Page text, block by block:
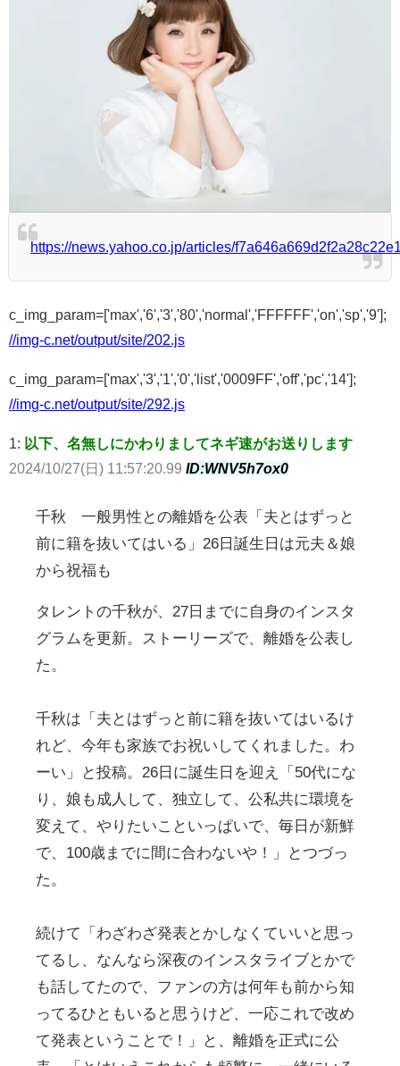
https://news.yahoo.co.jp/articles/
c_img_param=['max','6','3','80','normal','FFFFFF','on','sp','9'];
//img-c.net/output/site/202.js
c_img_param=['max','3','1','0','list','0009FF','off','pc','14'];
//img-c.net/output/site/292.js
1: 以下、名無しにかわりましてネギ速がお送りします
2024/10/27(日) 11:57:20.99 ID:WNV5h7ox0
千秋 一般男性との離婚を公表「夫とはずっと
前に籍を抜いてはいる」26日誕生日は元夫＆娘
から祝福も
タレントの千秋が、27日までに自身のインスタ
グラムを更新。ストーリーズで、離婚を公表し
た。
千秋は「夫とはずっと前に籍を抜いてはいるけ
れど、今年も家族でお祝いしてくれました。わ
ーい」と投稿。26日に誕生日を迎え「50代にな
り、娘も成人して、独立して、公私共に環境を
変えて、やりたいこといっぱいで、毎日が新鮮
で、100歳までに間に合わないや！」とつづっ
た。
続けて「わざわざ発表とかしなくていいと思っ
てるし、なんなら深夜のインスタライブとかで
も話してたので、ファンの方は何年も前から知
ってるひともいると思うけど、一応これで改め
て発表ということで！」と、離婚を正式に公